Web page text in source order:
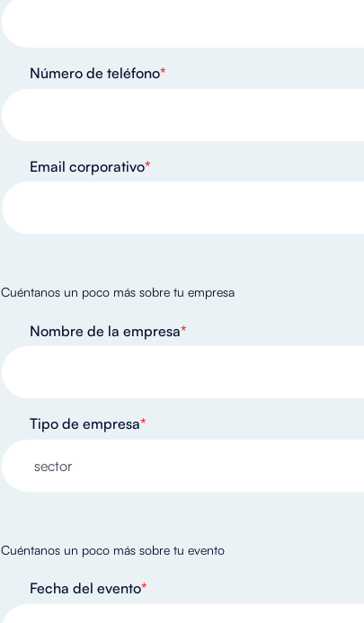
Número de teléfono*
Email corporativo*
Cuéntanos un poco más sobre tu empresa
Nombre de la empresa*
Tipo de empresa*
Cuéntanos un poco más sobre tu evento
Fecha del evento*